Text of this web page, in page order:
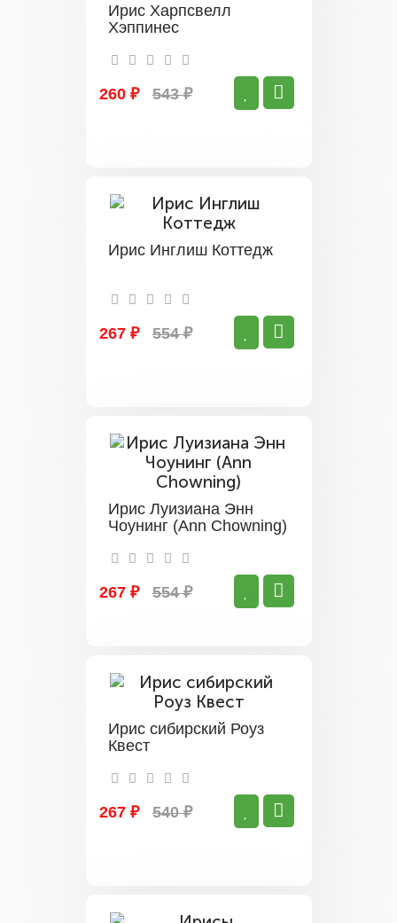
Ирис Харпсвелл
Хэппинес
260 ₽ 543 ₽
Ирис Инглиш Коттедж
267 ₽ 554 ₽
Ирис Луизиана Энн
Чоунинг (Ann Chowning)
267 ₽ 554 ₽
Ирис сибирский Роуз
Квест
267 ₽ 540 ₽